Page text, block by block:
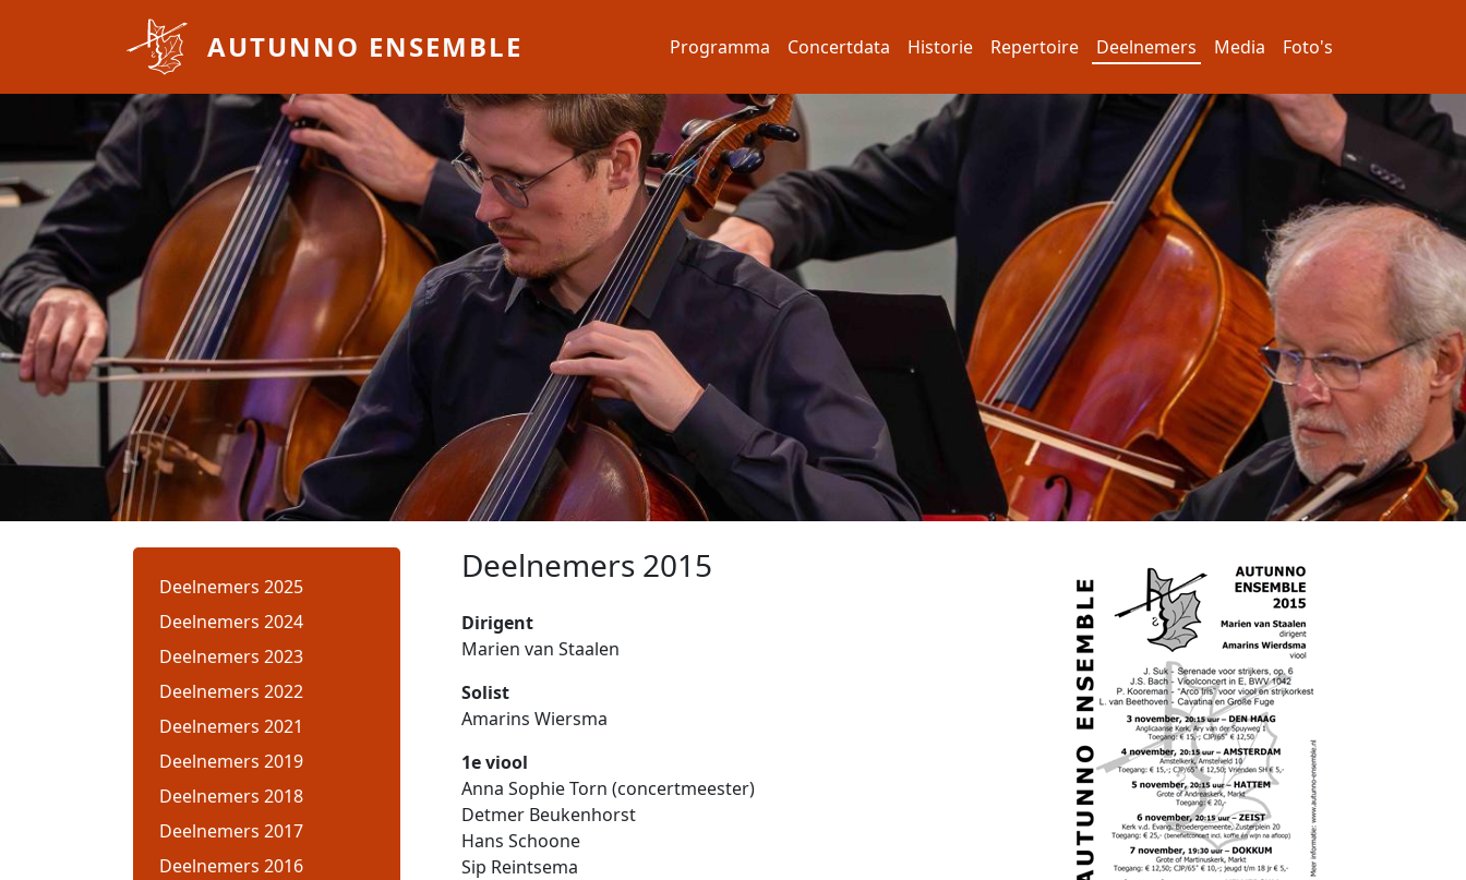
AUTUNNO ENSEMBLE Hoofdnavigatie
Programma Concertdata Historie Repertoire Deelnemers Media Foto's
Deelnemers 2025
Deelnemers 2024
Deelnemers 2023
Deelnemers 2022
Deelnemers 2021
Deelnemers 2019
Deelnemers 2018
Deelnemers 2017
Deelnemers 2016
Deelnemers 2015
Dirigent
Marien van Staalen
Solist
Amarins Wiersma
1e viool
Anna Sophie Torn (concertmeester)
Detmer Beukenhorst
Hans Schoone
Sip Reintsema